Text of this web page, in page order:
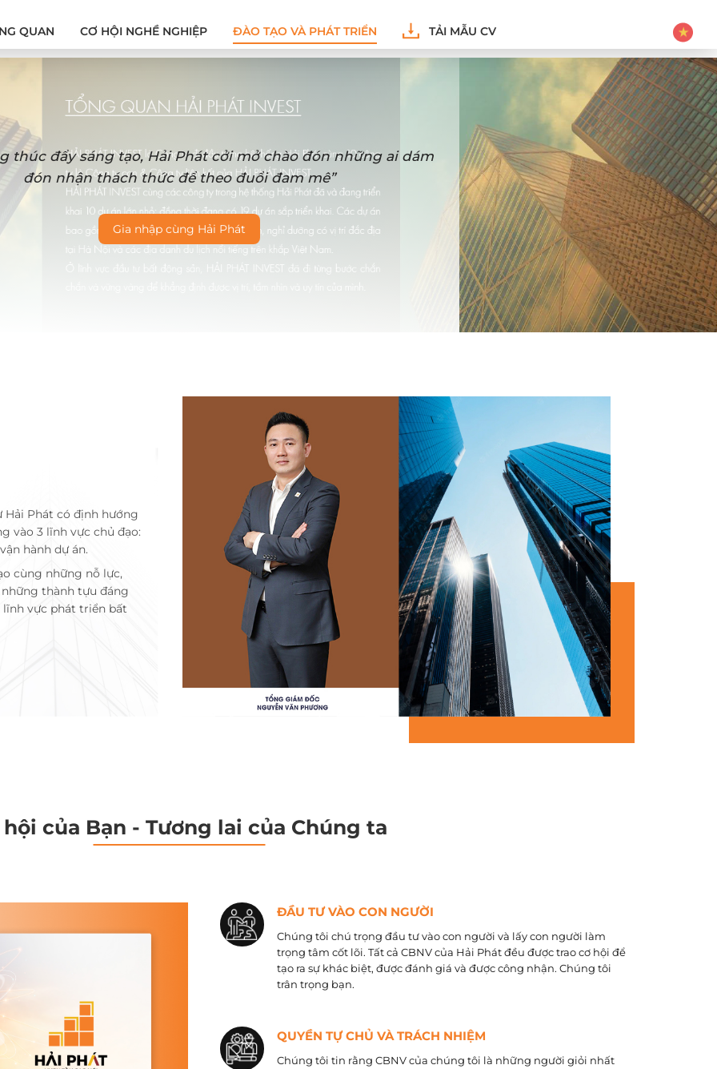
QUAN CƠ HỘI NGHỀ NGHIỆP ĐÀO TẠO VÀ PHÁT TRIỂN TẢI MẪU CV
thúc đẩy sáng tạo, Hải Phát cởi mở chào đón những ai dám
đón nhận thách thức để theo đuổi đam mê”
Gia nhập cùng Hải Phát
Hải Phát có định hướng
vào 3 lĩnh vực chủ đạo:
hành dự án.
cùng những nỗ lực,
những thành tựu đáng
vực phát triển bất
hội của Bạn - Tương lai của Chúng ta
ĐẦU TƯ VÀO CON NGƯỜI
Chúng tôi chú trọng đầu tư vào con người và lấy con người làm
trọng tâm cốt lõi. Tất cả CBNV của Hải Phát đều được trao cơ hội để
tạo ra sự khác biệt, được đánh giá và được công nhận. Chúng tôi
trân trọng bạn.
QUYỀN TỰ CHỦ VÀ TRÁCH NHIỆM
Chúng tôi tin rằng CBNV của chúng tôi là những người giỏi nhất